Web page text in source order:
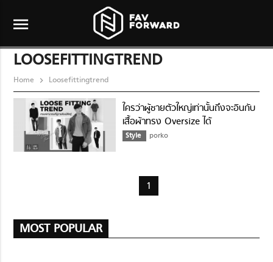
menu
LOOSEFITTINGTREND
Home Loosefittingtrend
ใครว่าผู้ชายตัวใหญ่เท่านั้นถึงจะอินกับ
เสื้อผ้าทรง Oversize ได้
Style porko
1
MOST POPULAR